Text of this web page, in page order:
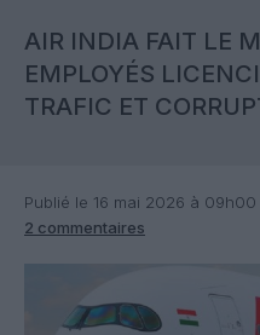
AIR INDIA FAIT LE
EMPLOYÉS
TRAFIC ET
Publié le 16 mai 2026 à 09h00
2 commentaires